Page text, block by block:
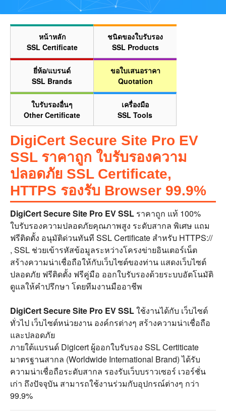
หน้าหลัก
SSL Certificate
ชนิดของใบรับรอง
SSL Products
ยี่ห้อ/แบรนด์
SSL Brands
ขอใบเสนอราคา
Quotation
ใบรับรองอื่นๆ
Other Certificate
เครื่องมือ
SSL Tools
DigiCert Secure Site Pro EV
SSL ราคาถูก ใบรับรองความ
ปลอดภัย SSL Certificate,
HTTPS รองรับ Browser 99.9%
DigiCert Secure Site Pro EV SSL ราคาถูก แท้ 100%
ใบรับรองความปลอดภัยคุณภาพสูง ระดับสากล พิเศษ แถม
ฟรีติดตั้ง อนุมัติด่วนทันที SSL Certificate สำหรับ HTTPS://
, SSL ช่วยเข้ารหัสข้อมูลระหว่างโครงข่ายอินเตอร์เน็ต
สร้างความน่าเชื่อถือให้กับเว็บไซต์ของท่าน แสดงเว็บไซต์
ปลอดภัย ฟรีติดตั้ง ฟรีคู่มือ ออกใบรับรองด้วยระบบอัตโนมัติ
ดูแลให้คำปรึกษา โดยทีมงานมืออาชีพ
DigiCert Secure Site Pro EV SSLใช้งานได้กับ เว็บไซต์
ทั่วไป เว็บไซต์หน่วยงาน องค์กรต่างๆ สร้างความน่าเชื่อถือ
และปลอดภัย
ภายใต้แบรนด์ Digicert ผู้ออกใบรับรอง SSL Certiticate
มาตรฐานสากล (Worldwide International Brand) ได้รับ
ความน่าเชื่อถือระดับสากล รองรับเว็บบราวเซอร์ เวอร์ชั่น
เก่า ถึงปัจจุบัน สามารถใช้งานร่วมกับอุปกรณ์ต่างๆ กว่า
99.9%